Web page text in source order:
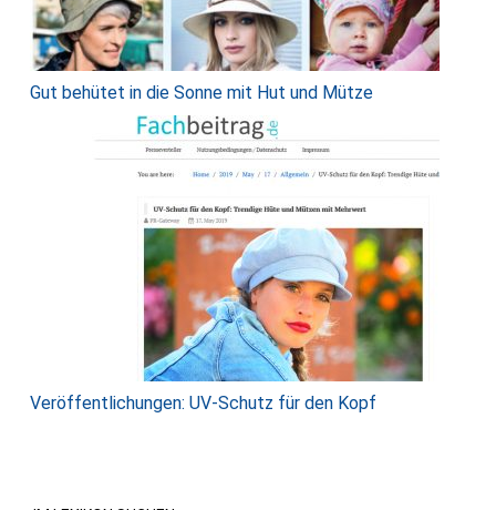
Gut behütet in die Sonne mit Hut und Mütze
Veröffentlichungen: UV-Schutz für den Kopf